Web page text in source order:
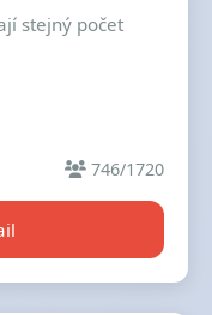
stejný počet
746/1720